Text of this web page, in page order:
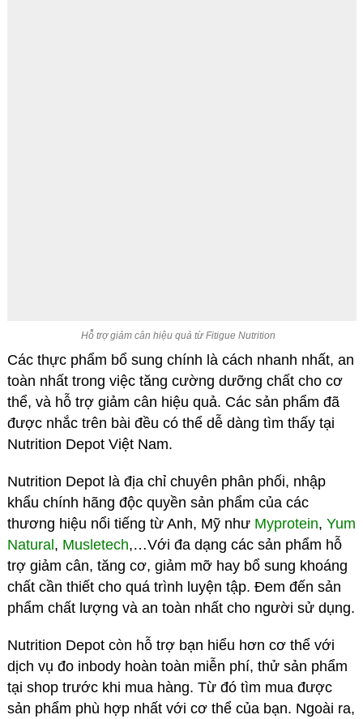
Hỗ trợ giảm cân hiệu quả từ Fitigue Nutrition
Các thực phẩm bổ sung chính là cách nhanh nhất, an
toàn nhất trong việc tăng cường dưỡng chất cho cơ
thể, và hỗ trợ giảm cân hiệu quả. Các sản phẩm đã
được nhắc trên bài đều có thể dễ dàng tìm thấy tại
Nutrition Depot Việt Nam.
Nutrition Depot là địa chỉ chuyên phân phối, nhập
khẩu chính hãng độc quyền sản phẩm của các
thương hiệu nổi tiếng từ Anh, Mỹ như Myprotein, Yum
Natural, Musletech,…Với đa dạng các sản phẩm hỗ
trợ giảm cân, tăng cơ, giảm mỡ hay bổ sung khoáng
chất cần thiết cho quá trình luyện tập. Đem đến sản
phẩm chất lượng và an toàn nhất cho người sử dụng.
Nutrition Depot còn hỗ trợ bạn hiểu hơn cơ thể với
dịch vụ đo inbody hoàn toàn miễn phí, thử sản phẩm
tại shop trước khi mua hàng. Từ đó tìm mua được
sản phẩm phù hợp nhất với cơ thể của bạn. Ngoài ra,